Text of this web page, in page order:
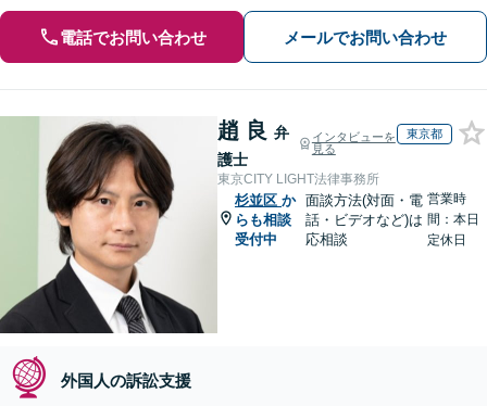
電話でお問い合わせ メールでお問い合わせ
趙 良 弁
護士
インタビューを
見る
東京都
東京CITY LIGHT法律事務所
杉並区 か
らも相談
受付中
面談方法(対面・電
話・ビデオなど)は
応相談
営業時
間：本日
定休日
外国人の訴訟支援